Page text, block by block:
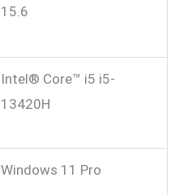
15.6
Intel® Core™ i5 i5-
13420H
Windows 11 Pro